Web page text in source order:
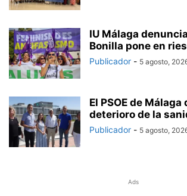
IU Málaga
Bonilla pone en
Publicador - 5 agosto,
El PSOE de
deterioro de la
Publicador - 5 agosto,
Ads